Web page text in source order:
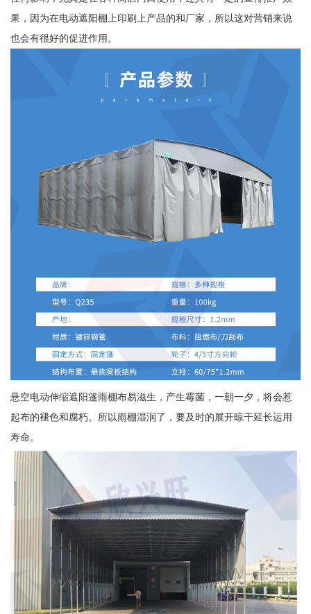
果，因为在电动遮阳棚上印刷上产品的和厂家，所以这对营销来说
也会有很好的促进作用。
悬空电动伸缩遮阳篷雨棚布易滋生，产生霉菌，一朝一夕，将会惹
起布的褪色和腐朽。所以雨棚湿润了，要及时的展开晾干延长运用
寿命。